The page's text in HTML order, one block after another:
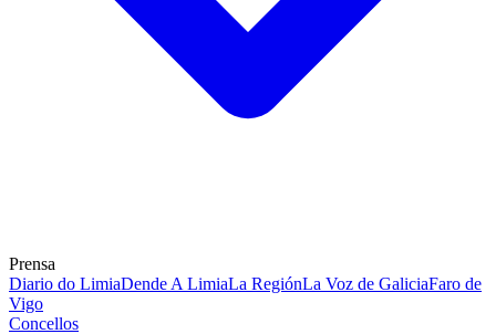
Prensa
Diario do LimiaDende A LimiaLa RegiónLa Voz de GaliciaFaro de
Vigo
Concellos